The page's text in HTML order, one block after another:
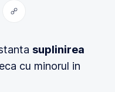
suplinirea
cu minorul in